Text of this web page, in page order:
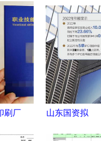
刷厂
山东国资拟